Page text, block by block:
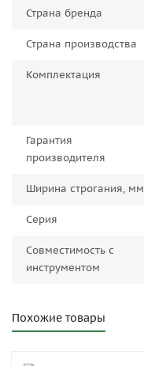
Страна бренда
Страна производства
Комплектация
Гарантия
производителя
Ширина строгания, мм
Серия
Совместимость с
инструментом
Похожие товары